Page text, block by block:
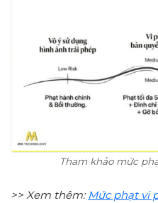
Tham khảo mức
>> Xem thêm:Mức phạt vi